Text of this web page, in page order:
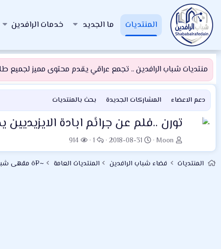
المنتديات ما الجديد خدمات الرافدين
منتديات شباب الرافدين .. تجمع عراقي يقدم محتوى مميز لجميع
دعم الاعضاء المشاركات الجديدة بحث بالمنتديات
تورن ..فلم عن جرائم ابادة الايزيديين
ب
ا
د
Moon
ت
ا
ر
2018-08-31
ا
ل
ر
1
ا
ل
م
914
المنتديات فضاء شباب الرافدين المنتديات العامة ~¤ô مقهى شباب الرافدين الفني ô¤~